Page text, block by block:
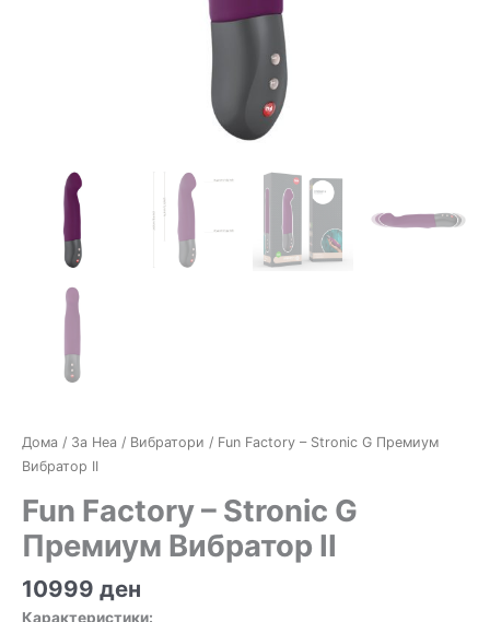
Дома / За Неа / Вибратори / Fun Factory – Stronic G Премиум
Вибратор II
Fun Factory – Stronic G
Премиум Вибратор II
10999 ден
Карактеристики: